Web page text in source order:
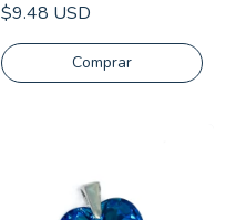
$9.48 USD
Comprar